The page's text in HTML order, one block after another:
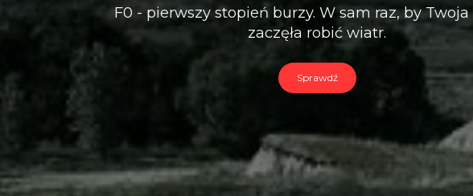
Hosting napędzany błyskawicą.
Dodamy wiatru Twojej stronie WWW!